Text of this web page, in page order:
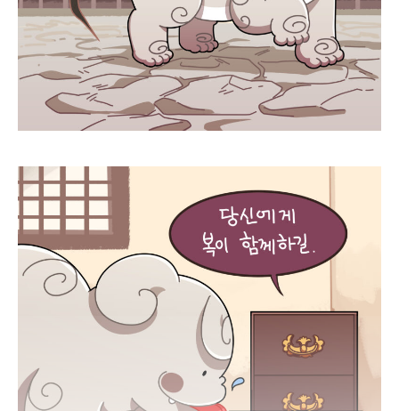
로그인
카카오로 시작하기